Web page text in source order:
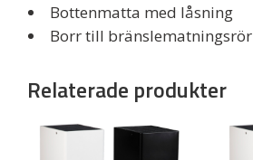
Bottenmatta med låsning
Borr till bränslematningsrör
Relaterade produkter